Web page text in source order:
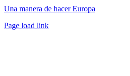
Una manera de hacer Europa
Facebook
Twitter
Instagram
Pinterest
Page load link